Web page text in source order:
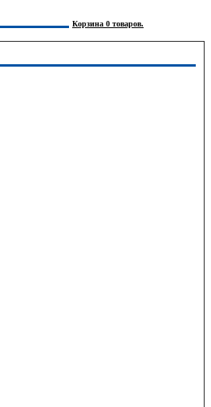
Корзина 0 товаров.